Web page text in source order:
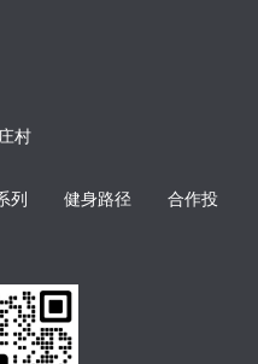
村
列 健身路径
合作投